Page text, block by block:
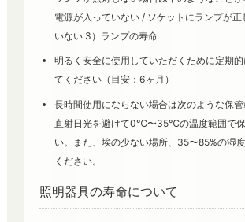
電源が入っていない / ソケットにランプが正
いない 3）ランプの寿命
明るく安全に使用していただくために定期
てください（目安：6ヶ月）
長時間使用にならない場合は次のような保管
直射日光を避けて0℃〜35℃の温度範囲で保
い。また、埃の少ない場所、35〜85%の湿
ください。
照明器具の寿命について